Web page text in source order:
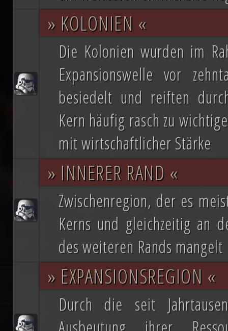
Vernichtung aller Dissidenten und
Düstere Zeiten ziehen auf.
Schlacht von Endor noch den
nun in weiter Ferne. Der Entscheid
fallen und niemand vermag auch
Planeten aussehen wird....
» KOLONIEN «
Die Kolonien wurden im
Expansionswelle vor
besiedelt und reiften
Kern häufig rasch zu
mit wirtschaftlicher Stärke
» INNERER RAND «
Zwischenregion, der es
Kerns und gleichzeitig an
des weiteren Rands mangelt
» EXPANSIONSREGION «
Durch die seit